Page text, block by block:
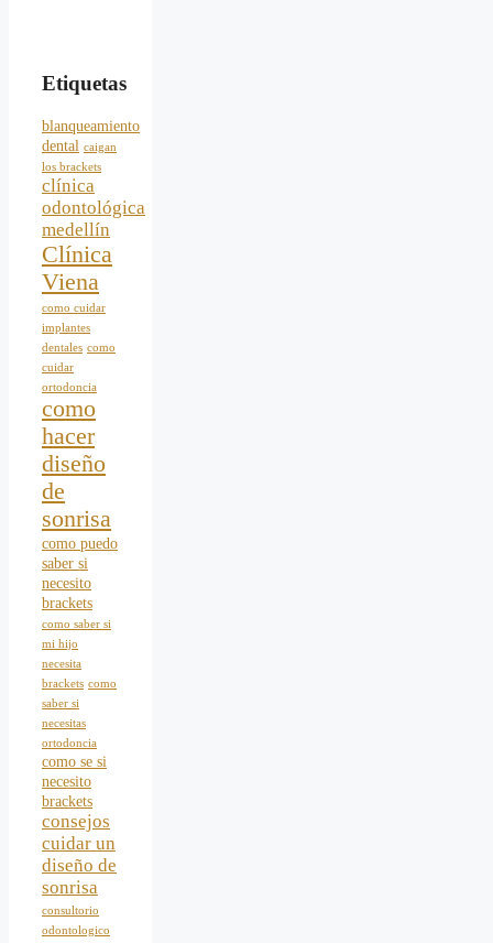
Etiquetas
blanqueamiento
dental caigan
los brackets
clínica
odontológica
medellín
Clínica
Viena
como cuidar
implantes
dentales como
cuidar
ortodoncia
como
hacer
diseño
de
sonrisa
como puedo
saber si
necesito
brackets
como saber si
mi hijo
necesita
brackets como
saber si
necesitas
ortodoncia
como se si
necesito
brackets
consejos
cuidar un
diseño de
sonrisa
consultorio
odontologico